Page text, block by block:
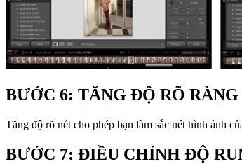
BƯỚC 6: TĂNG ĐỘ RÕ RÀNG
Tăng độ rõ nét cho phép bạn làm sắc nét hình ảnh
BƯỚC 7: ĐIỀU CHỈNH ĐỘ